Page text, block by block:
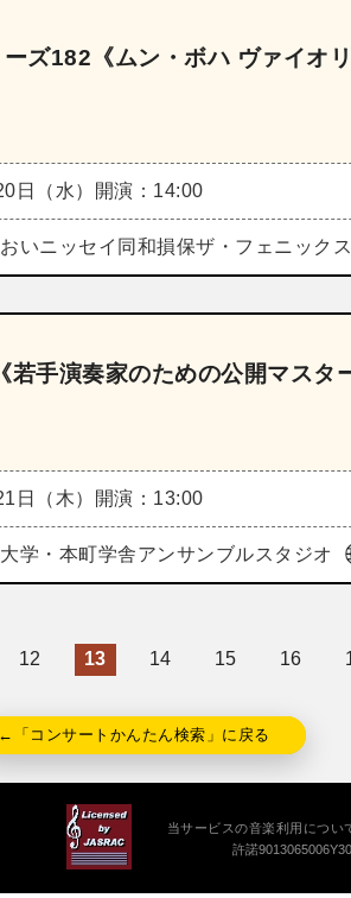
ズ182《ムン・ボハ ヴァイオ
日（水） 開演：14:00
いニッセイ同和損保ザ・フェニック
手演奏家のための公開マスタ
日（木） 開演：13:00
学・本町学舎アンサンブルスタジオ
12 13 14 15 16
←「コンサートかんたん検索」に戻る
当サービスの音楽利用につい
許諾